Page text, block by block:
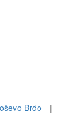
Brdo
|